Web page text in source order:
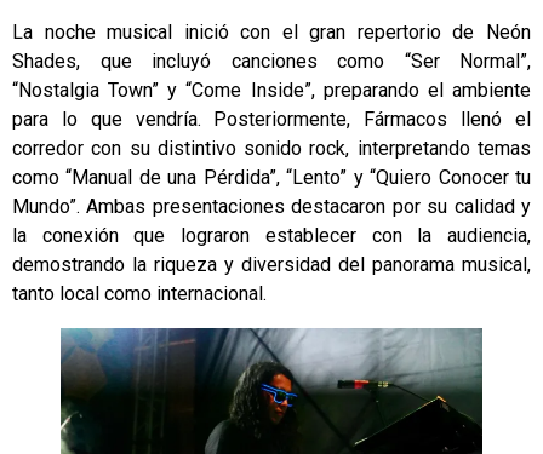
La noche musical inició con el gran repertorio de Neón
Shades, que incluyó canciones como “Ser Normal”,
“Nostalgia Town” y “Come Inside”, preparando el ambiente
para lo que vendría. Posteriormente, Fármacos llenó el
corredor con su distintivo sonido rock, interpretando temas
como “Manual de una Pérdida”, “Lento” y “Quiero Conocer tu
Mundo”. Ambas presentaciones destacaron por su calidad y
la conexión que lograron establecer con la audiencia,
demostrando la riqueza y diversidad del panorama musical,
tanto local como internacional.